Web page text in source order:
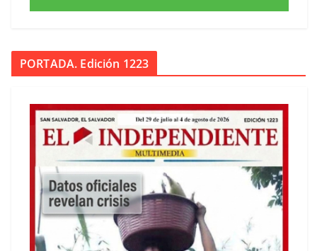
PORTADA. Edición 1223